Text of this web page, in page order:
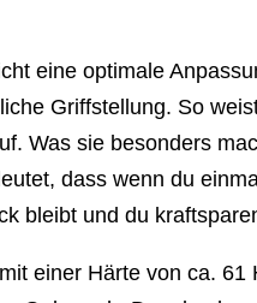
eine optimale
Griffstellung. So
Was sie besonders
dass wenn du
bleibt und du
einer Härte von ca.